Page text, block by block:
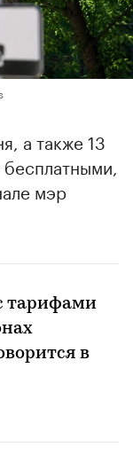
а также 13
мэр
тарифами
в